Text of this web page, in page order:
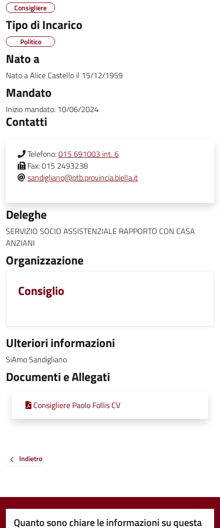
Consigliere
Tipo di Incarico
Politico
Nato a
Nato aAlice Castello il 15/12/1959
Mandato
Inizio mandato: 10/06/2024
Contatti
Telefono:015 691003 int. 6
Fax:015 2493238
sandigliano@ptb.provincia.biella.it
Deleghe
SERVIZIO SOCIO ASSISTENZIALE RAPPORTO CON CASA
ANZIANI
Organizzazione
Consiglio
Ulteriori informazioni
SiAmo Sandigliano
Documenti e Allegati
Consigliere Paolo Follis CV
Indietro
Quanto sono chiare le informazioni su questa